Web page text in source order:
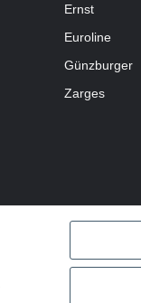
Ernst
Euroline
Günzburger
Zarges